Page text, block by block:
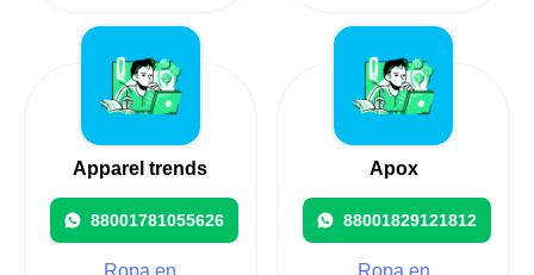
Apparel trends
88001781055626
Ropa en
Apox
88001829121812
Ropa en